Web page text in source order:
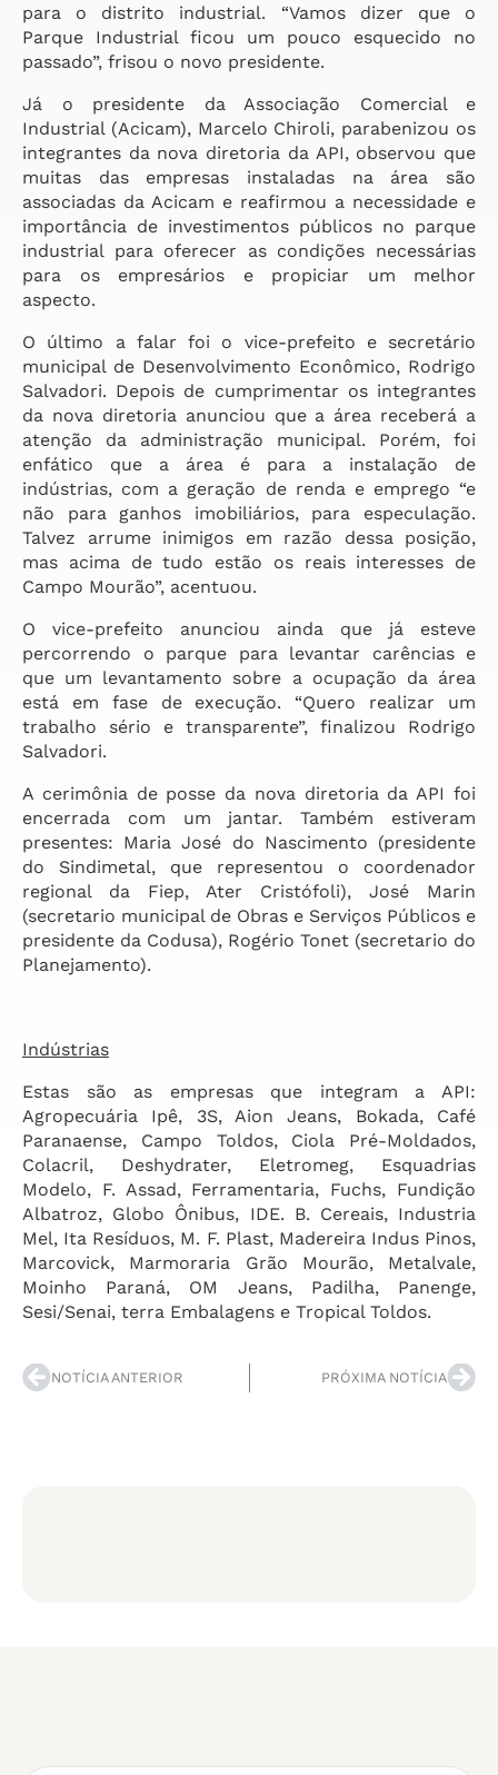
para o distrito industrial. “Vamos dizer que o
Parque Industrial ficou um pouco esquecido no
passado”, frisou o novo presidente.
Já o presidente da Associação Comercial e
Industrial (Acicam), Marcelo Chiroli, parabenizou os
integrantes da nova diretoria da API, observou que
muitas das empresas instaladas na área são
associadas da Acicam e reafirmou a necessidade e
importância de investimentos públicos no parque
industrial para oferecer as condições necessárias
para os empresários e propiciar um melhor
aspecto.
O último a falar foi o vice-prefeito e secretário
municipal de Desenvolvimento Econômico, Rodrigo
Salvadori. Depois de cumprimentar os integrantes
da nova diretoria anunciou que a área receberá a
atenção da administração municipal. Porém, foi
enfático que a área é para a instalação de
indústrias, com a geração de renda e emprego “e
não para ganhos imobiliários, para especulação.
Talvez arrume inimigos em razão dessa posição,
mas acima de tudo estão os reais interesses de
Campo Mourão”, acentuou.
O vice-prefeito anunciou ainda que já esteve
percorrendo o parque para levantar carências e
que um levantamento sobre a ocupação da área
está em fase de execução. “Quero realizar um
trabalho sério e transparente”, finalizou Rodrigo
Salvadori.
A cerimônia de posse da nova diretoria da API foi
encerrada com um jantar. Também estiveram
presentes: Maria José do Nascimento (presidente
do Sindimetal, que representou o coordenador
regional da Fiep, Ater Cristófoli), José Marin
(secretario municipal de Obras e Serviços Públicos e
presidente da Codusa), Rogério Tonet (secretario do
Planejamento).
Indústrias
Estas são as empresas que integram a API:
Agropecuária Ipê, 3S, Aion Jeans, Bokada, Café
Paranaense, Campo Toldos, Ciola Pré-Moldados,
Colacril, Deshydrater, Eletromeg, Esquadrias
Modelo, F. Assad, Ferramentaria, Fuchs, Fundição
Albatroz, Globo Ônibus, IDE. B. Cereais, Industria
Mel, Ita Resíduos, M. F. Plast, Madereira Indus Pinos,
Marcovick, Marmoraria Grão Mourão, Metalvale,
Moinho Paraná, OM Jeans, Padilha, Panenge,
Sesi/Senai, terra Embalagens e Tropical Toldos.
NOTÍCIA ANTERIOR PRÓXIMA NOTÍCIA